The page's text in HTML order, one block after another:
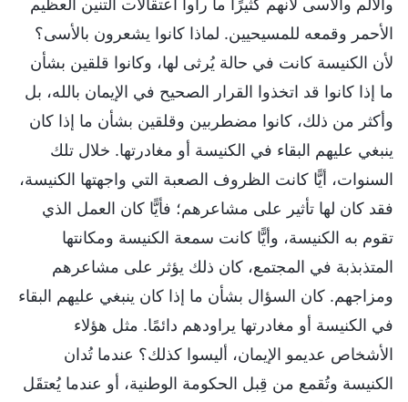
والألم والأسى لأنهم كثيرًا ما رأوا اعتقالات التنين العظيم
الأحمر وقمعه للمسيحيين. لماذا كانوا يشعرون بالأسى؟
لأن الكنيسة كانت في حالة يُرثى لها، وكانوا قلقين بشأن
ما إذا كانوا قد اتخذوا القرار الصحيح في الإيمان بالله، بل
وأكثر من ذلك، كانوا مضطربين وقلقين بشأن ما إذا كان
ينبغي عليهم البقاء في الكنيسة أو مغادرتها. خلال تلك
السنوات، أيًّا كانت الظروف الصعبة التي واجهتها الكنيسة،
فقد كان لها تأثير على مشاعرهم؛ فأيًّا كان العمل الذي
تقوم به الكنيسة، وأيًّا كانت سمعة الكنيسة ومكانتها
المتذبذبة في المجتمع، كان ذلك يؤثر على مشاعرهم
ومزاجهم. كان السؤال بشأن ما إذا كان ينبغي عليهم البقاء
في الكنيسة أو مغادرتها يراودهم دائمًا. مثل هؤلاء
الأشخاص عديمو الإيمان، أليسوا كذلك؟ عندما تُدان
الكنيسة وتُقمع من قِبل الحكومة الوطنية، أو عندما يُعتقَل